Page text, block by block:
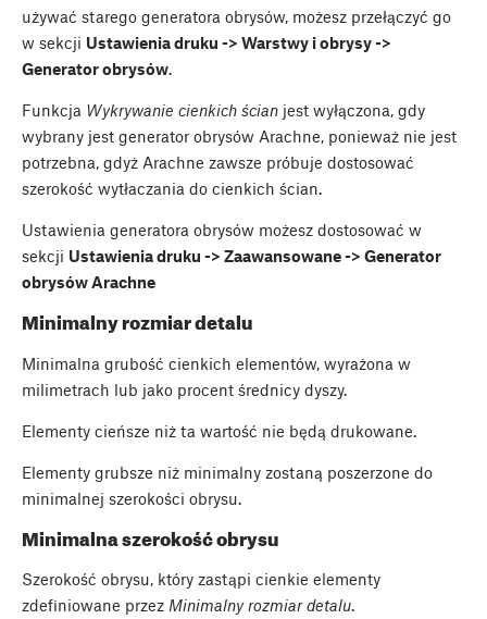
używać starego generatora obrysów, możesz przełączyć go
w sekcji Ustawienia druku -> Warstwy i obrysy ->
Generator obrysów.
Funkcja Wykrywanie cienkich ścian jest wyłączona, gdy
wybrany jest generator obrysów Arachne, ponieważ nie jest
potrzebna, gdyż Arachne zawsze próbuje dostosować
szerokość wytłaczania do cienkich ścian.
Ustawienia generatora obrysów możesz dostosować w
sekcji Ustawienia druku -> Zaawansowane -> Generator
obrysów Arachne
Minimalny rozmiar detalu
Minimalna grubość cienkich elementów, wyrażona w
milimetrach lub jako procent średnicy dyszy.
Elementy cieńsze niż ta wartość nie będą drukowane.
Elementy grubsze niż minimalny zostaną poszerzone do
minimalnej szerokości obrysu.
Minimalna szerokość obrysu
Szerokość obrysu, który zastąpi cienkie elementy
zdefiniowane przez Minimalny rozmiar detalu.